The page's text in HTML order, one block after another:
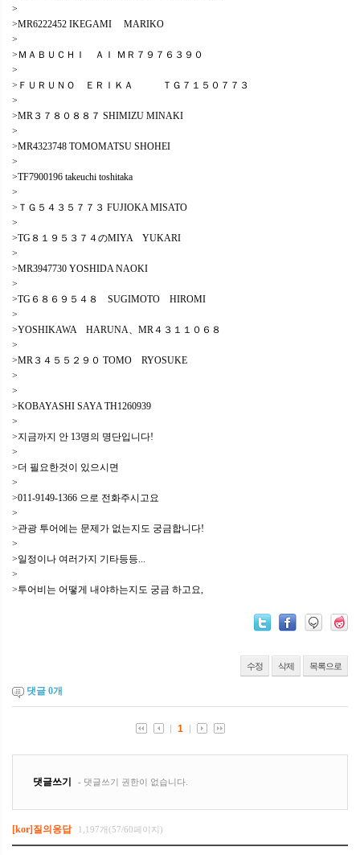
>
>MR6222452 IKEGAMI MARIKO
>
>ＭＡＢＵＣＨＩ ＡＩ ＭＲ７９７６３９０
>
>ＦＵＲＵＮＯ ＥＲＩＫＡ ＴＧ７１５０７７３
>
>MR３７８０８８７ SHIMIZU MINAKI
>
>MR4323748 TOMOMATSU SHOHEI
>
>TF7900196 takeuchi toshitaka
>
>ＴＧ５４３５７７３ FUJIOKA MISATO
>
>TG８１９５３７４のMIYA YUKARI
>
>MR3947730 YOSHIDA NAOKI
>
>TG６８６９５４８ SUGIMOTO HIROMI
>
>YOSHIKAWA HARUNA、MR４３１１０６８
>
>MR３４５５２９０ TOMO RYOSUKE
>
>
>KOBAYASHI SAYA TH1260939
>
>지금까지 안 13명의 명단입니다!
>
>더 필요한것이 있으시면
>
>011-9149-1366 으로 전화주시고요
>
>관광 투어에는 문제가 없는지도 궁금합니다!
>
>일정이나 여러가지 기타등등...
>
>투어비는 어떻게 내야하는지도 궁금 하고요,
수정 삭제 목록으로
댓글 0개
[kor]질의응답 1,197개(57/60페이지)